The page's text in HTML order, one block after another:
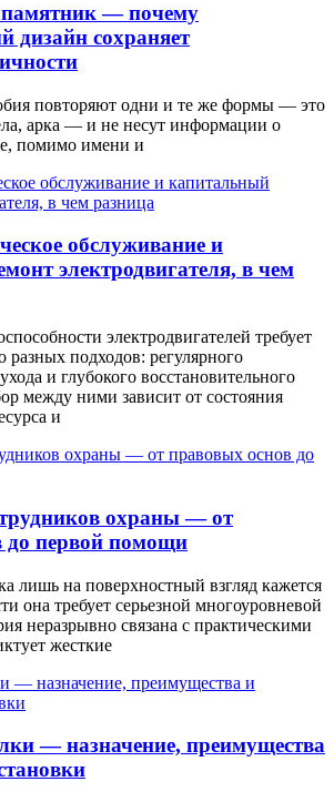
— почему
дизайн сохраняет
повторяют одни и те же формы — это
арка — и не несут информации о
помимо имени и
обслуживание и
электродвигателя, в чем
электродвигателей требует
разных подходов: регулярного
и глубокого восстановительного
между ними зависит от состояния
и
охраны — от
до первой помощи
лишь на поверхностный взгляд кажется
она требует серьезной многоуровневой
неразрывно связана с практическими
жесткие
— назначение, преимущества